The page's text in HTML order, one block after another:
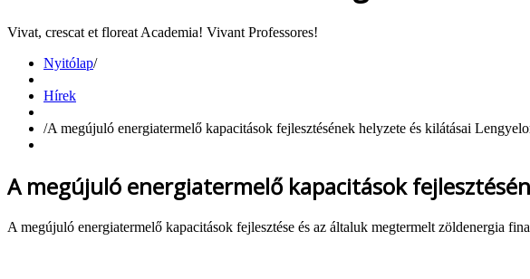
Vivat, crescat et floreat Academia! Vivant Professores!
Nyitólap/
Hírek
/A megújuló energiatermelő kapacitások fejlesztésének helyzete és kilátásai
A megújuló energiatermelő kapacitások
A megújuló energiatermelő kapacitások fejlesztése és az általuk megtermelt zöldenergia